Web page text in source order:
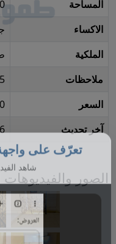
المساحة
الاكساء
الملكية
ملاحظات
السعر
آخر تحديث
تعرّف على
شاهد
الصور والفيديوهات